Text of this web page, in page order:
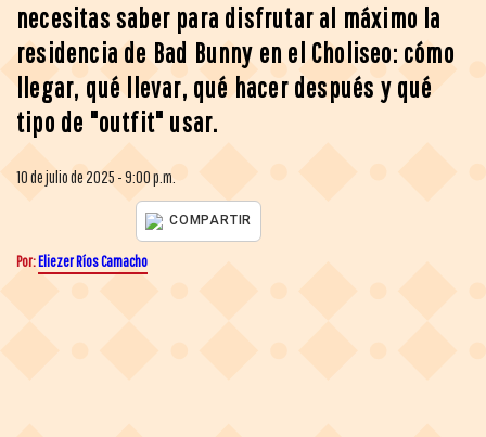
necesitas saber para disfrutar al máximo la
residencia de Bad Bunny en el Choliseo: cómo
llegar, qué llevar, qué hacer después y qué
tipo de "outfit" usar.
10 de julio de 2025 - 9:00 p.m.
Por:Eliezer Ríos Camacho
COMPARTIR